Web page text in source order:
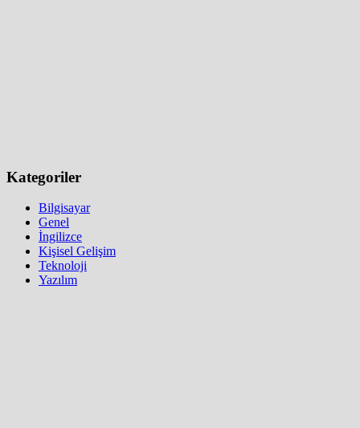
Kategoriler
Bilgisayar
Genel
İngilizce
Kişisel Gelişim
Teknoloji
Yazılım